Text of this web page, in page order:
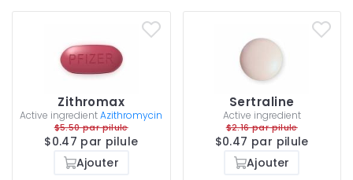
Zithromax
Active ingredientAzithromycin
$5.50 par pilule
$0.47 par pilule
Ajouter
Sertraline
Active ingredient
$2.16 par pilule
$0.47 par pilule
Ajouter